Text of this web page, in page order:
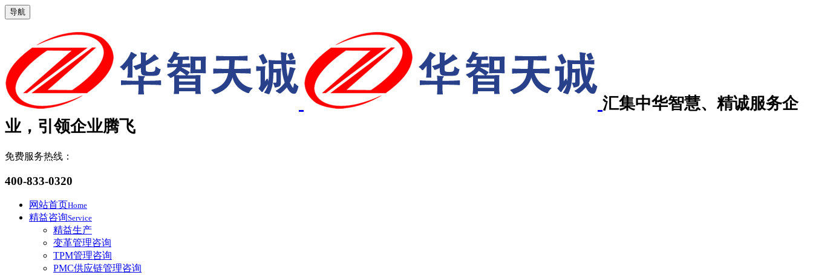
导航
汇集中华智慧、精诚服务企
业，引领企业腾飞
免费服务热线：
400-833-0320
网站首页Home
精益咨询Service
精益生产
变革管理咨询
TPM管理咨询
PMC供应链管理咨询